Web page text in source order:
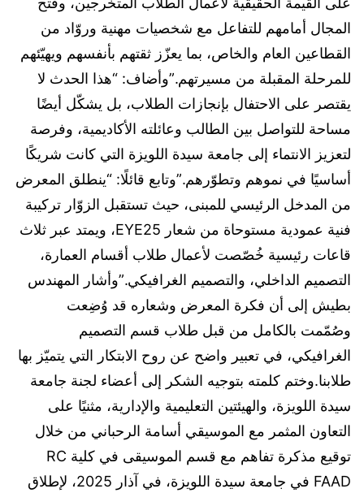
المجال أمامهم للتفاعل مع شخصيات مهنية وروّاد من
القطاعين العام والخاص، بما يعزّز ثقتهم بأنفسهم ويهيّئهم
للمرحلة المقبلة من مسيرتهم.”وأضاف: “هذا الحدث لا
يقتصر على الاحتفال بإنجازات الطلاب، بل يشكّل أيضًا
مساحة للتواصل بين الطالب وعائلته الأكاديمية، وفرصة
لتعزيز الانتماء إلى جامعة سيدة اللويزة التي كانت شريكًا
أساسيًا في نموهم وتطوّرهم.”وتابع قائلًا: “ينطلق المعرض
من المدخل الرئيسي للمبنى، حيث تستقبل الزوّار تركيبة
فنية عمودية مستوحاة من شعار EYE25، ويمتد عبر ثلاث
قاعات رئيسية خُصّصت لأعمال طلاب أقسام العمارة،
التصميم الداخلي، والتصميم الغرافيكي.”وأشار المهندس
بطيش إلى أن فكرة المعرض وشعاره قد وُضِعت
وصُمّمت بالكامل من قبل طلاب قسم التصميم
الغرافيكي، في تعبير واضح عن روح الابتكار التي يتميّز بها
طلابنا.وختم كلمته بتوجيه الشكر إلى أعضاء لجنة جامعة
سيدة اللويزة، والهيئتين التعليمية والإدارية، مثنيًا على
التعاون المثمر مع الموسيقي أسامة الرحباني من خلال
توقيع مذكرة تفاهم مع قسم الموسيقى في كلية RC
FAAD في جامعة سيدة اللويزة، في آذار 2025، لإطلاق